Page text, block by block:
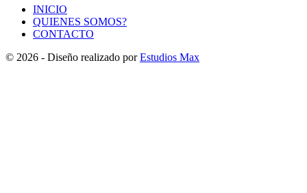
INICIO
QUIENES SOMOS?
CONTACTO
© 2026 - Diseño realizado porEstudios Max